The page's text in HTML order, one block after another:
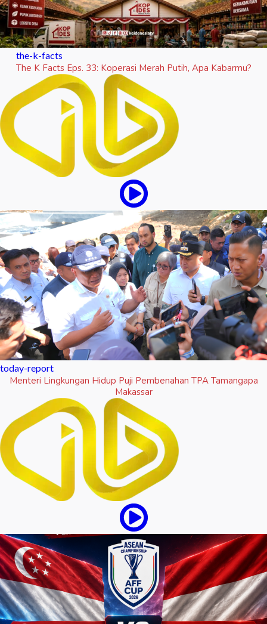
the-k-facts
The K Facts Eps. 33: Koperasi Merah Putih, Apa Kabarmu?
today-report
Menteri Lingkungan Hidup Puji Pembenahan TPA Tamangapa
Makassar